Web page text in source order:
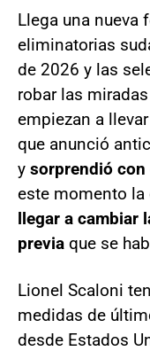
Llega una nueva
eliminatorias
de 2026 y las
robar las
empiezan a
que anunció
y sorprendió con
este momento la
llegar a cambiar
previa que se
Lionel Scaloni
medidas de
desde Estados